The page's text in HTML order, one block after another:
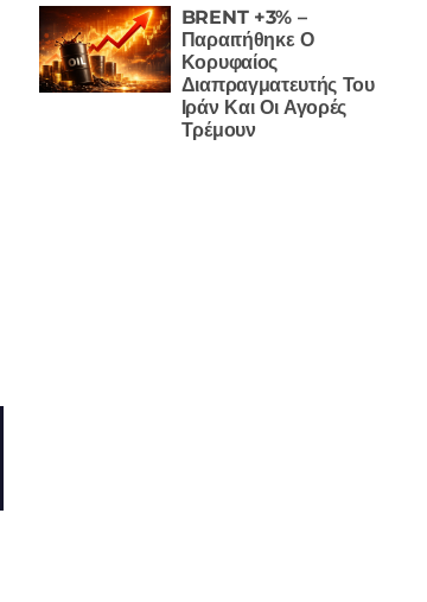
BRENT +3% –
Παραιτήθηκε Ο
Κορυφαίος
Διαπραγματευτής Του
Ιράν Και Οι Αγορές
Τρέμουν